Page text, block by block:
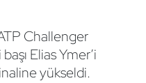
Challenger
Elias Ymer’i
yükseldi.